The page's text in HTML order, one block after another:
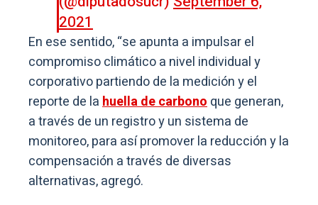
2021
En ese sentido, “se apunta a impulsar el
compromiso climático a nivel individual y
corporativo partiendo de la medición y el
reporte de lahuella de carbonoque generan,
a través de un registro y un sistema de
monitoreo, para así promover la reducción y la
compensación a través de diversas
alternativas, agregó.